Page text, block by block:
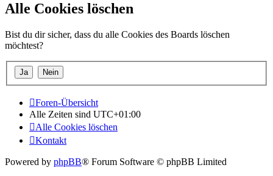
Alle Cookies löschen
Bist du dir sicher, dass du alle Cookies des Boards löschen
möchtest?
Foren-Übersicht
Alle Zeiten sind UTC+01:00
Alle Cookies löschen
Kontakt
Powered by phpBB® Forum Software © phpBB Limited